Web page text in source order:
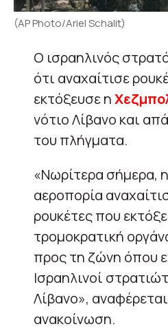
(AP Photo/Ariel Schalit)
Ο ισραηλινός
ότι αναχαίτισε
εκτόξευσε η
νότιο Λίβανο και
του πλήγματα.
«Νωρίτερα σήμερα,
αεροπορία
ρουκέτες που
τρομοκρατική
προς τη ζώνη όπου
Ισραηλινοί
Λίβανο»,
ανακοίνωση.